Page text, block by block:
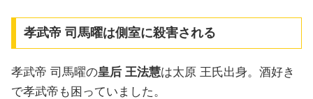
孝武帝 司馬曜は側室に殺害される
孝武帝 司馬曜の皇后 王法慧は太原 王氏出身。酒好き
で孝武帝も困っていました。